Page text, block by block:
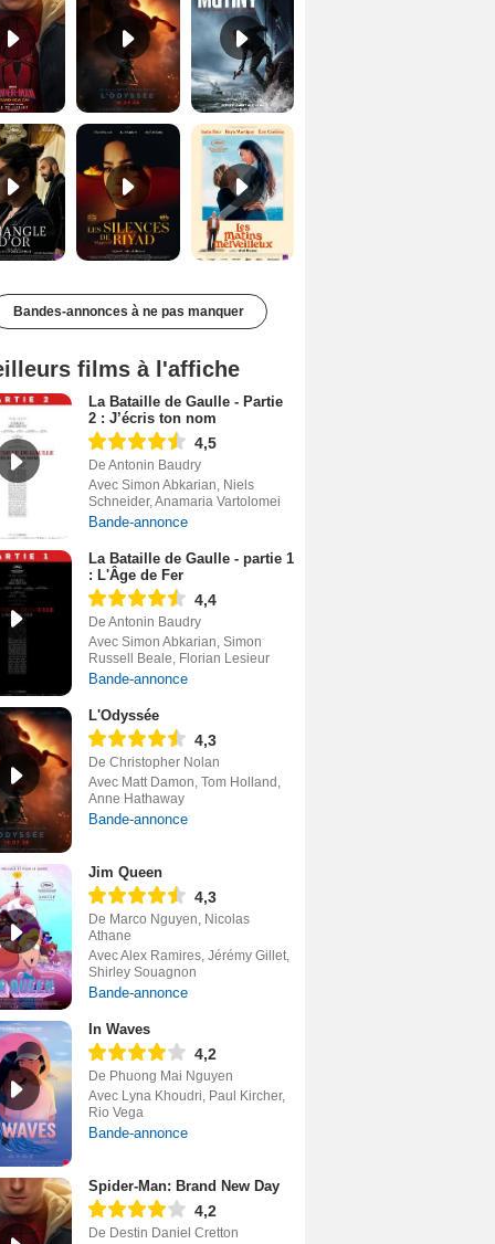
Les Silences de Riyad Bande-annonce VO STFR Les Matins merveilleux Bande-annonce VF
Bandes-annonces à ne pas manquer
films à l'affiche
La Bataille de Gaulle - Partie
2 : J’écris ton nom
4,5
De Antonin Baudry
Avec Simon Abkarian, Niels
Schneider, Anamaria Vartolomei
Bande-annonce
La Bataille de Gaulle - partie 1
: L'Âge de Fer
4,4
De Antonin Baudry
Avec Simon Abkarian, Simon
Russell Beale, Florian Lesieur
Bande-annonce
L'Odyssée
4,3
De Christopher Nolan
Avec Matt Damon, Tom Holland,
Anne Hathaway
Bande-annonce
Jim Queen
4,3
De Marco Nguyen, Nicolas
Athane
Avec Alex Ramires, Jérémy Gillet,
Shirley Souagnon
Bande-annonce
In Waves
4,2
De Phuong Mai Nguyen
Avec Lyna Khoudri, Paul Kircher,
Rio Vega
Bande-annonce
Spider-Man: Brand New Day
4,2
De Destin Daniel Cretton